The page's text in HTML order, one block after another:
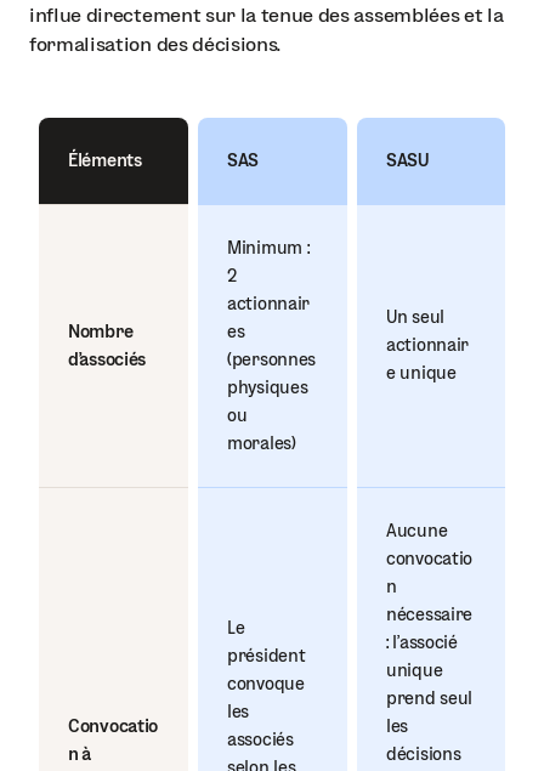
influe directement sur la tenue des assemblées et la
formalisation des décisions.
Éléments SAS SASU
Nombre
d’associés
Minimum :
2
actionnair
es
(personnes
physiques
ou
morales)
Un seul
actionnair
e unique
Convocatio
n à
Le
président
convoque
les
associés
Aucune
convocatio
n
nécessaire
: l’associé
unique
prend seul
les
décisions